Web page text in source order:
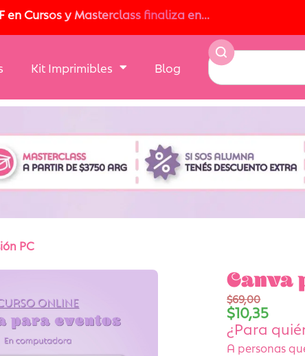
en Cursos y Masterclass finaliza en...
Kit Imprimibles Blog
PC
Canva
$69,00
$10,35
¿Para
A personas